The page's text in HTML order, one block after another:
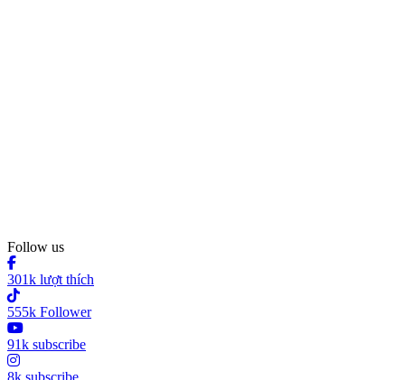
Follow us
301k lượt thích
555k Follower
91k subscribe
8k subscribe